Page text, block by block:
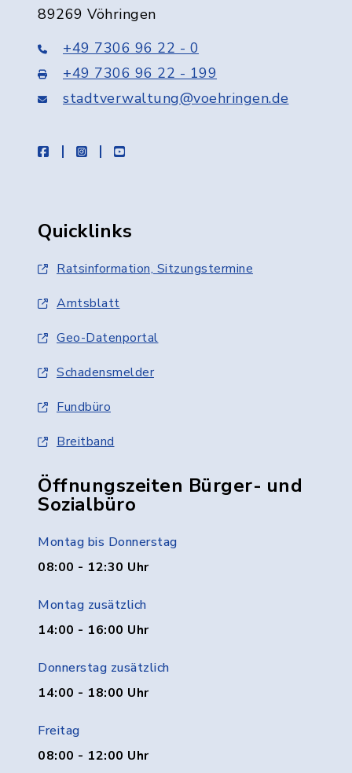
89269 Vöhringen
+49 7306 96 22 - 0
+49 7306 96 22 - 199
stadtverwaltung@voehringen.de
facebookinstagramyoutube
Quicklinks
Ratsinformation, Sitzungstermine
Amtsblatt
Geo-Datenportal
Schadensmelder
Fundbüro
Breitband
Öffnungszeiten Bürger- und
Sozialbüro
Montag bis Donnerstag
08:00 - 12:30 Uhr
Montag zusätzlich
14:00 - 16:00 Uhr
Donnerstag zusätzlich
14:00 - 18:00 Uhr
Freitag
08:00 - 12:00 Uhr